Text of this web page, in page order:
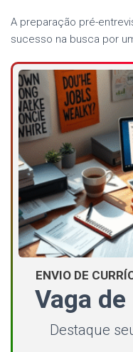
A preparação pré-
sucesso na busca por
ENVIO DE
Vaga
Destaque